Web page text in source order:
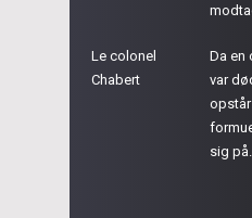
Le colonel
Chabert
Da en
var
sig på.